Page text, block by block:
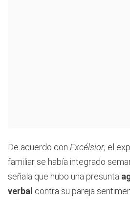
De acuerdo con Excélsior, el
familiar se había integrado
señala que hubo una presunta
verbal contra su pareja